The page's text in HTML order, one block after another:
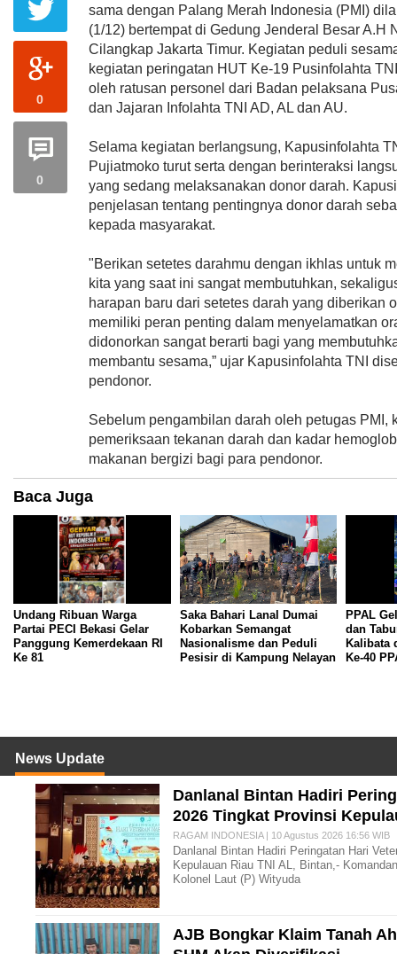
0
0
sama dengan Palang Merah Indonesia (PMI)
(1/12) bertempat di Gedung Jenderal Besar A.H
Cilangkap Jakarta Timur. Kegiatan peduli
kegiatan peringatan HUT Ke-19 Pusinfolahta
oleh ratusan personel dari Badan pelaksana
dan Jajaran Infolahta TNI AD, AL dan AU.
Selama kegiatan berlangsung, Kapusinfolahta
Pujiatmoko turut serta dengan berinteraksi
yang sedang melaksanakan donor darah.
penjelasan tentang pentingnya donor darah
kepada masyarakat.
"Berikan setetes darahmu dengan ikhlas untuk
kita yang saat ini sangat membutuhkan,
harapan baru dari setetes darah yang diberikan
memiliki peran penting dalam menyelamatkan
didonorkan sangat berarti bagi yang
membantu sesama,” ujar Kapusinfolahta TNI
pendonor.
Sebelum pengambilan darah oleh petugas PMI,
pemeriksaan tekanan darah dan kadar
makanan bergizi bagi para pendonor.
Baca Juga
Undang Ribuan Warga
Partai PECI Bekasi Gelar
Panggung Kemerdekaan RI
Ke 81
Saka Bahari Lanal Dumai
Kobarkan Semangat
Nasionalisme dan Peduli
Pesisir di Kampung Nelayan
PPAL
dan
Kalibata
Ke-40
News Update
Danlanal Bintan Hadiri
2026 Tingkat Provinsi
RAGAM INDONESIA | 10 Agustus 2026 16:56 WIB
Danlanal Bintan Hadiri Peringatan Hari
Kepulauan Riau TNI AL, Bintan,-
Kolonel Laut (P) Wityuda
AJB Bongkar Klaim Tanah